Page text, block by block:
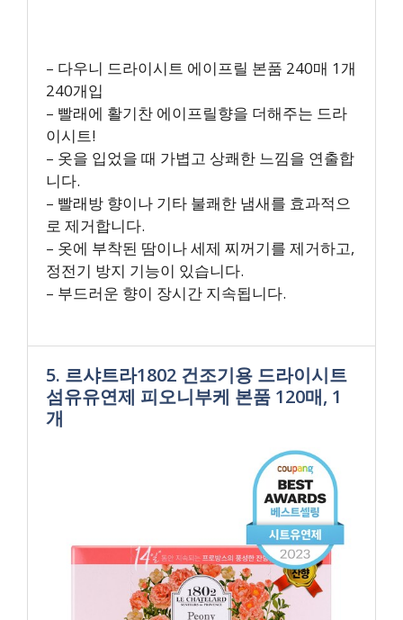
– 다우니 드라이시트 에이프릴 본품 240매 1개
240개입
– 빨래에 활기찬 에이프릴향을 더해주는 드라
이시트!
– 옷을 입었을 때 가볍고 상쾌한 느낌을 연출합
니다.
– 빨래방 향이나 기타 불쾌한 냄새를 효과적으
로 제거합니다.
– 옷에 부착된 땀이나 세제 찌꺼기를 제거하고,
정전기 방지 기능이 있습니다.
– 부드러운 향이 장시간 지속됩니다.
5. 르샤트라1802 건조기용 드라이시트
섬유유연제 피오니부케 본품 120매, 1
개